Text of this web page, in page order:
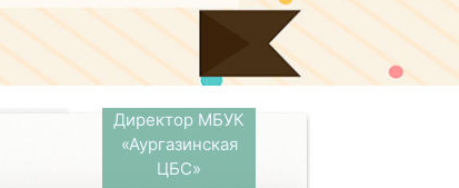
Директор МБУК
«Аургазинская
ЦБС»